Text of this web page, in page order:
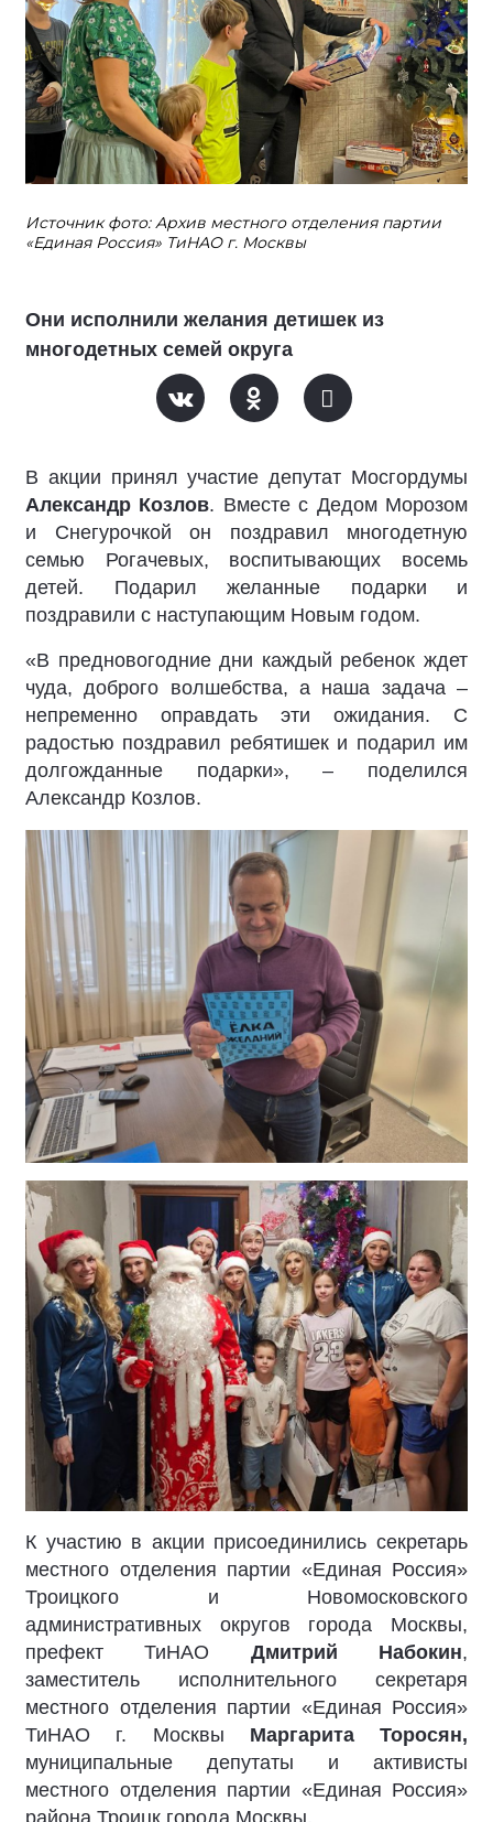
Источник фото: Архив местного отделения партии
«Единая Россия» ТиНАО г. Москвы
Они исполнили желания детишек из
многодетных семей округа
В акции принял участие депутат Мосгордумы
Александр Козлов. Вместе с Дедом Морозом
и Снегурочкой он поздравил многодетную
семью Рогачевых, воспитывающих восемь
детей. Подарил желанные подарки и
поздравили с наступающим Новым годом.
«В предновогодние дни каждый ребенок ждет
чуда, доброго волшебства, а наша задача –
непременно оправдать эти ожидания. С
радостью поздравил ребятишек и подарил им
долгожданные подарки», – поделился
Александр Козлов.
К участию в акции присоединились секретарь
местного отделения партии «Единая Россия»
Троицкого и Новомосковского
административных округов города Москвы,
префект ТиНАО Дмитрий Набокин,
заместитель исполнительного секретаря
местного отделения партии «Единая Россия»
ТиНАО г. Москвы Маргарита Торосян,
муниципальные депутаты и активисты
местного отделения партии «Единая Россия»
района Троицк города Москвы.